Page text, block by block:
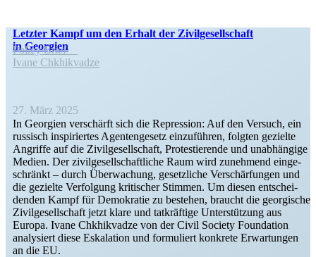
Letzter Kampf um den Erhalt der Zivil­ge­sell­schaft
in Georgien
Policy Brief
Ivane Chkhik­vadze
27. März 2025
In Georgien verschärft sich die Repression: Auf den Versuch, ein
russisch inspi­riertes Agenten­gesetz einzu­führen, folgten gezielte
Angriffe auf die Zivil­ge­sell­schaft, Protes­tie­rende und unabhängige
Medien. Der zivil­ge­sell­schaft­liche Raum wird zunehmend einge­
schränkt – durch Überwa­chung, gesetz­liche Verschär­fungen und
die gezielte Verfolgung kriti­scher Stimmen. Um diesen entschei­
denden Kampf für Demokratie zu bestehen, braucht die georgische
Zivil­ge­sell­schaft jetzt klare und tatkräftige Unter­stützung aus
Europa. Ivane Chkhik­vadze von der Civil Society Foundation
analy­siert diese Eskalation und formu­liert konkrete Erwar­tungen
an die EU.